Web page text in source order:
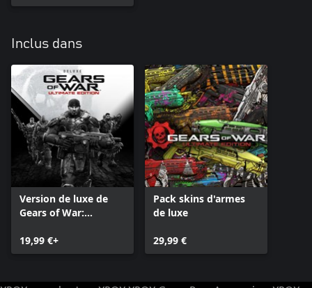
Inclus dans
Version de luxe de
Gears of War:
19,99 €+
Pack skins d'armes
de luxe
29,99 €